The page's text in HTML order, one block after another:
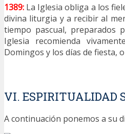
1389: La Iglesia obliga a los
divina liturgia y a recibir al
tiempo pascual, preparados
Iglesia recomienda
Domingos y los días de fiesta,
VI. ESPIRITUALIDAD
A continuación ponemos a su